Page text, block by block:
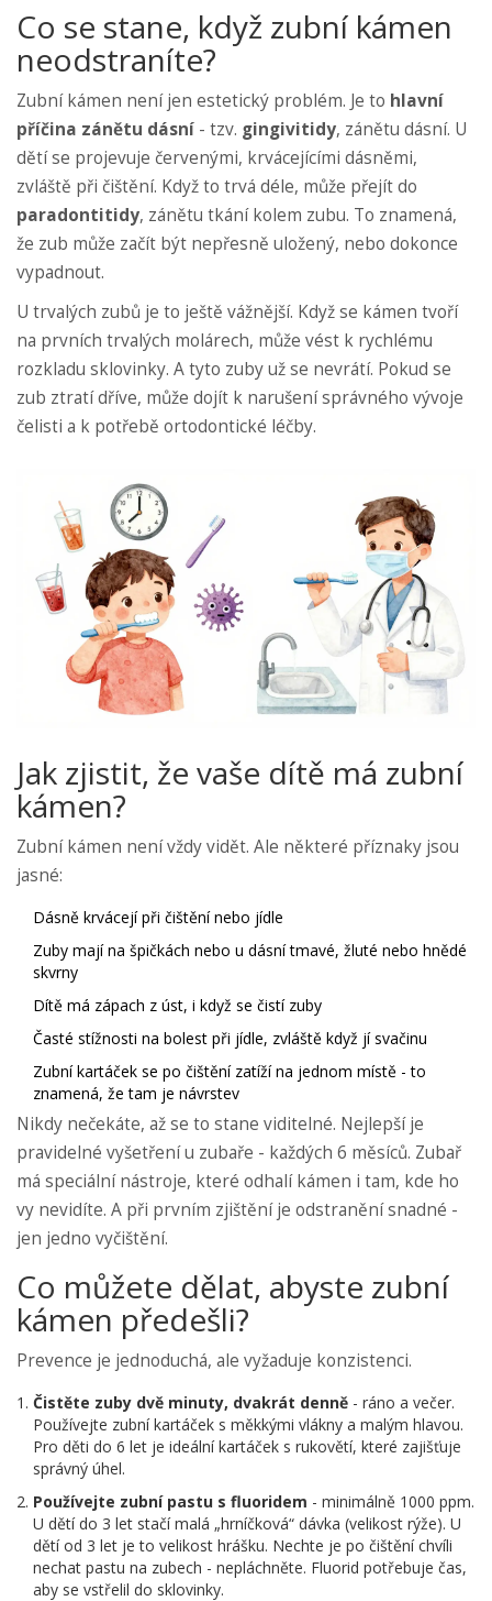
Co se stane, když zubní kámen
neodstraníte?
Zubní kámen není jen estetický problém. Je to hlavní
příčina zánětu dásní - tzv. gingivitidy, zánětu dásní. U
dětí se projevuje červenými, krvácejícími dásněmi,
zvláště při čištění. Když to trvá déle, může přejít do
paradontitidy, zánětu tkání kolem zubu. To znamená,
že zub může začít být nepřesně uložený, nebo dokonce
vypadnout.
U trvalých zubů je to ještě vážnější. Když se kámen tvoří
na prvních trvalých molárech, může vést k rychlému
rozkladu sklovinky. A tyto zuby už se nevrátí. Pokud se
zub ztratí dříve, může dojít k narušení správného vývoje
čelisti a k potřebě ortodontické léčby.
Jak zjistit, že vaše dítě má zubní
kámen?
Zubní kámen není vždy vidět. Ale některé příznaky jsou
jasné:
Dásně krvácejí při čištění nebo jídle
Zuby mají na špičkách nebo u dásní tmavé, žluté nebo hnědé
skvrny
Dítě má zápach z úst, i když se čistí zuby
Časté stížnosti na bolest při jídle, zvláště když jí svačinu
Zubní kartáček se po čištění zatíží na jednom místě - to
znamená, že tam je návrstev
Nikdy nečekáte, až se to stane viditelné. Nejlepší je
pravidelné vyšetření u zubaře - každých 6 měsíců. Zubař
má speciální nástroje, které odhalí kámen i tam, kde ho
vy nevidíte. A při prvním zjištění je odstranění snadné -
jen jedno vyčištění.
Co můžete dělat, abyste zubní
kámen předešli?
Prevence je jednoduchá, ale vyžaduje konzistenci.
Čistěte zuby dvě minuty, dvakrát denně - ráno a večer.
Používejte zubní kartáček s měkkými vlákny a malým hlavou.
Pro děti do 6 let je ideální kartáček s rukovětí, které zajišťuje
správný úhel.
Používejte zubní pastu s fluoridem - minimálně 1000 ppm.
U dětí do 3 let stačí malá „hrníčková“ dávka (velikost rýže). U
dětí od 3 let je to velikost hrášku. Nechte je po čištění chvíli
nechat pastu na zubech - nepláchněte. Fluorid potřebuje čas,
aby se vstřelil do sklovinky.